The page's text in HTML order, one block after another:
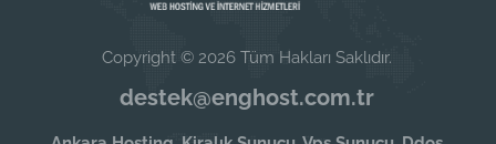
Copyright © 2026 Tüm Hakları Saklıdır.
destek@enghost.com.tr